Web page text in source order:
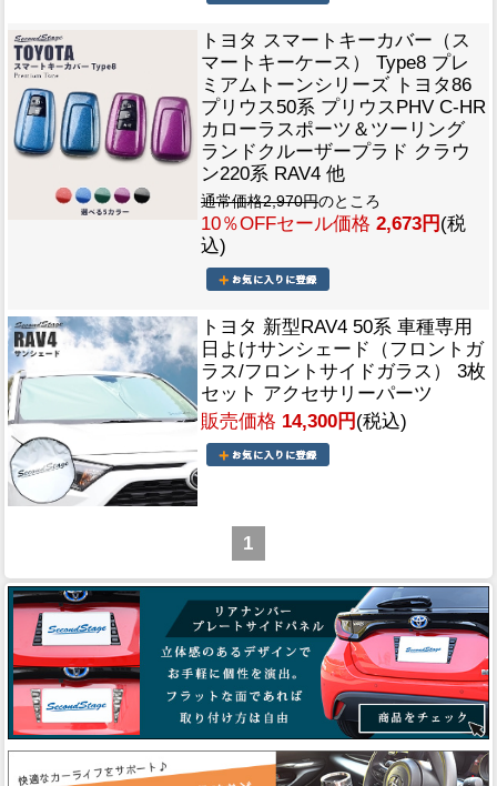
トヨタ スマートキーカバー（ス
マートキーケース） Type8 プレ
ミアムトーンシリーズ トヨタ86
プリウス50系 プリウスPHV C-HR
カローラスポーツ＆ツーリング
ランドクルーザープラド クラウ
ン220系 RAV4 他
通常価格2,970円のところ
10％OFFセール価格 2,673円 (税
込)
トヨタ 新型RAV4 50系 車種専用
日よけサンシェード（フロントガ
ラス/フロントサイドガラス） 3枚
セット アクセサリーパーツ
販売価格 14,300円 (税込)
1